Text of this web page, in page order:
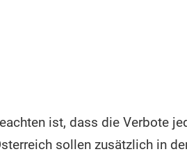
ist, dass die Verbote
sollen zusätzlich in